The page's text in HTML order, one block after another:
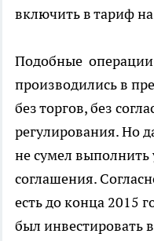
включить в тариф
Подобные
производились в
без торгов, без
регулирования. Но
не сумел выполнить
соглашения.
есть до конца 2015
был инвестировать